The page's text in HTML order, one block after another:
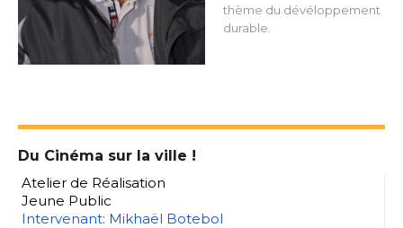
thème du dévéloppement
durable.
Du Cinéma sur la ville !
Atelier de Réalisation
Jeune Public
Intervenant: Mikhaël Botebol